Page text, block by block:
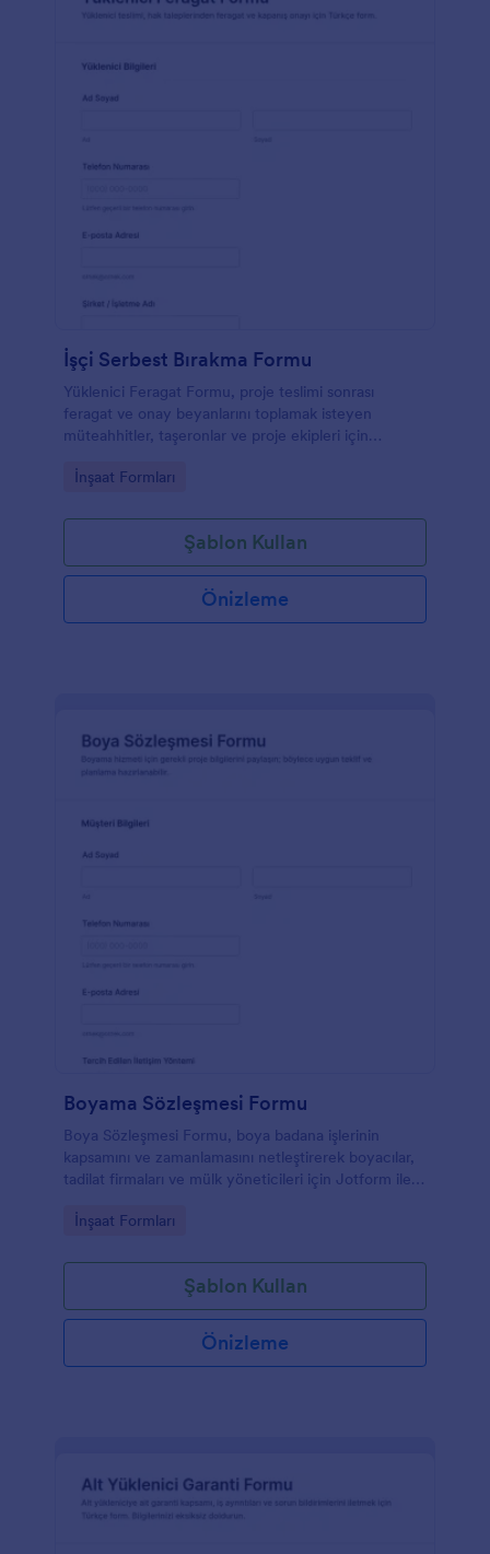
İşçi Serbest Bırakma Formu
Yüklenici Feragat Formu, proje teslimi sonrası
feragat ve onay beyanlarını toplamak isteyen
müteahhitler, taşeronlar ve proje ekipleri için
şablonudur.
Go to Category:
İnşaat Formları
Şablon Kullan
Önizleme
Boyama Sözleşmesi Formu
Boya Sözleşmesi Formu, boya badana işlerinin
kapsamını ve zamanlamasını netleştirerek boyacılar,
tadilat firmaları ve mülk yöneticileri için Jotform ile
Go to Category:
İnşaat Formları
Şablon Kullan
Önizleme